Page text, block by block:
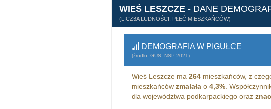
WIEŚ LESZCZE - DANE
(LICZBA LUDNOŚCI, PŁEĆ MIESZKAŃCÓW)
DEMOGRAFIA W PIGUŁCE
(Źródło: GUS, NSP 2021)
Wieś Leszcze ma 264mieszkańców, z
mieszkańców zmalałao 4,3%.
dla województwa podkarpackiego oraz